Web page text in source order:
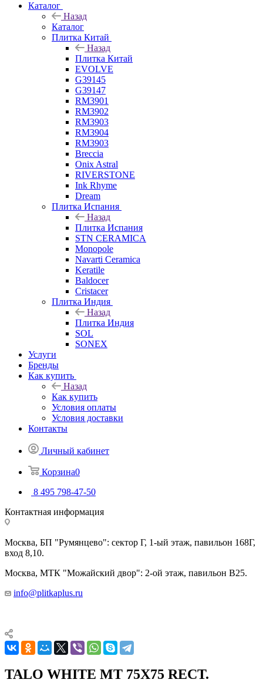
Каталог
Назад
Каталог
Плитка Китай
Назад
Плитка Китай
EVOLVE
G39145
G39147
RM3901
RM3902
RM3903
RM3904
RM3903
Breccia
Onix Astral
RIVERSTONE
Ink Rhyme
Dream
Плитка Испания
Назад
Плитка Испания
STN CERAMICA
Monopole
Navarti Ceramica
Keratile
Baldocer
Cristacer
Плитка Индия
Назад
Плитка Индия
SOL
SONEX
Услуги
Бренды
Как купить
Назад
Как купить
Условия оплаты
Условия доставки
Контакты
Личный кабинет
Корзина0
8 495 798-47-50
Контактная информация
Москва, БП "Румянцево": сектор Г, 1-ый этаж, павильон 168Г,
вход 8,10.
Москва, МТК "Можайский двор": 2-ой этаж, павильон В25.
info@plitkaplus.ru
TALO WHITE MT 75X75 RECT.